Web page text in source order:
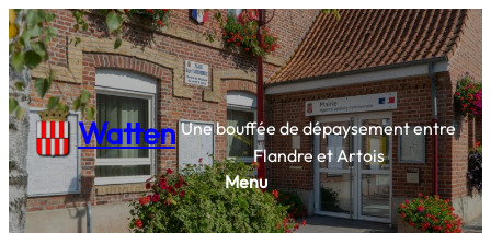
Watten Une bouffée de dépaysement entre
Flandre et Artois
Menu